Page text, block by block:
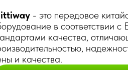
- это передовое
в соответствии
качества,
и качества.